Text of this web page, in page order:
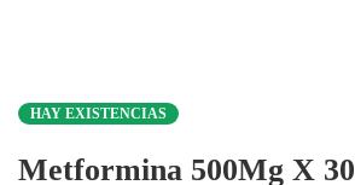
HAY EXISTENCIAS
Metformina 500Mg X 30